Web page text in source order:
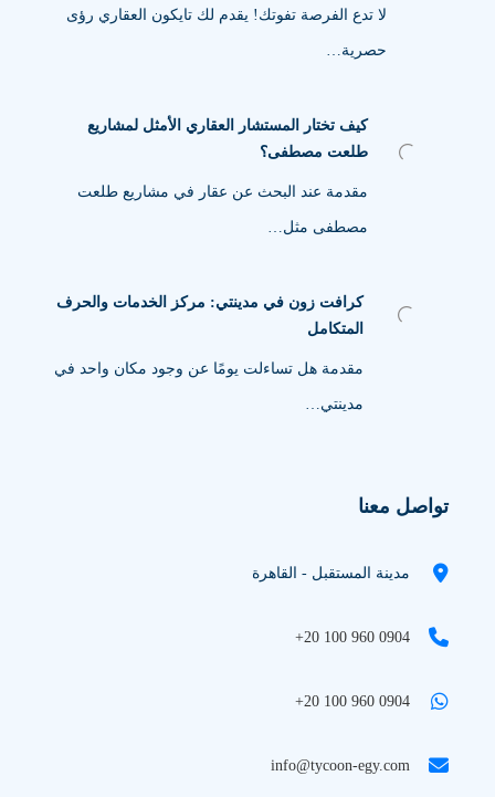
لا تدع الفرصة تفوتك! يقدم لك تايكون العقاري رؤى
حصرية…
كيف تختار المستشار العقاري الأمثل لمشاريع
طلعت مصطفى؟
مقدمة عند البحث عن عقار في مشاريع طلعت
مصطفى مثل…
كرافت زون في مدينتي: مركز الخدمات والحرف
المتكامل
مقدمة هل تساءلت يومًا عن وجود مكان واحد في
مدينتي…
تواصل معنا
مدينة المستقبل - القاهرة
+20 100 960 0904
+20 100 960 0904
info@tycoon-egy.com